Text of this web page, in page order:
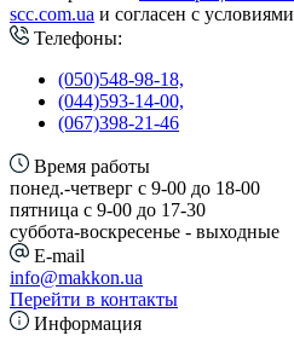
scc.com.ua и согласен с условиями
Телефоны:
(050)548-98-18,
(044)593-14-00,
(067)398-21-46
Время работы
понед.-четверг с 9-00 до 18-00
пятница с 9-00 до 17-30
cуббота-воскресенье - выходные
E-mail
info@makkon.ua
Перейти в контакты
Информация